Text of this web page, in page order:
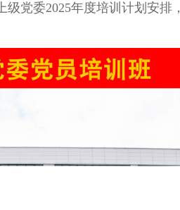
级党委2025年度培训计划安排，